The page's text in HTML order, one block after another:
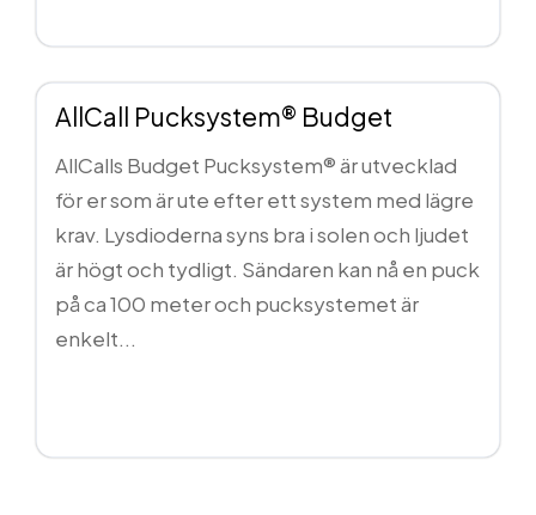
AllCall Pucksystem® Budget
AllCalls Budget Pucksystem® är utvecklad
för er som är ute efter ett system med lägre
krav. Lysdioderna syns bra i solen och ljudet
är högt och tydligt. Sändaren kan nå en puck
på ca 100 meter och pucksystemet är
enkelt...